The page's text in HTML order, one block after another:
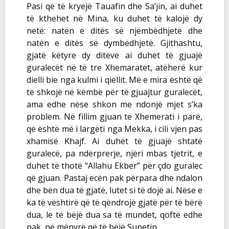
Pasi që të kryejë Tauafin dhe Sa’jin, ai duhet
të kthehet në Mina, ku duhet të kalojë dy
netë: natën e ditës së njëmbëdhjetë dhe
natën e ditës së dymbëdhjetë. Gjithashtu,
gjatë këtyre dy ditëve ai duhet të gjuajë
guralecët në të tre Xhemaratet, atëherë kur
dielli bie nga kulmi i qiellit. Më e mira është që
të shkojë në këmbë për të gjuajtur guralecët,
ama edhe nëse shkon me ndonjë mjet s’ka
problem. Në fillim gjuan te Xhemerati i parë,
që është më i largëti nga Mekka, i cili vjen pas
xhamisë Khajf. Ai duhet të gjuajë shtatë
guralecë, pa ndërprerje, njëri mbas tjetrit, e
duhet të thotë “Allahu Ekber” për çdo guralec
që gjuan. Pastaj ecën pak përpara dhe ndalon
dhe bën dua të gjatë, lutet si të dojë ai. Nëse e
ka të vështirë që të qëndrojë gjatë për të bërë
dua, le të bëjë dua sa të mundet, qoftë edhe